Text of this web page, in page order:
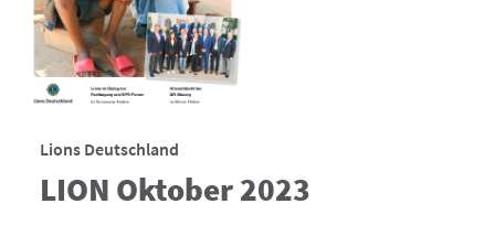
Lions Deutschland
LION Oktober 2023